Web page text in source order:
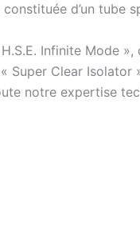
d’un tube
Infinite Mode
Clear
notre expertise